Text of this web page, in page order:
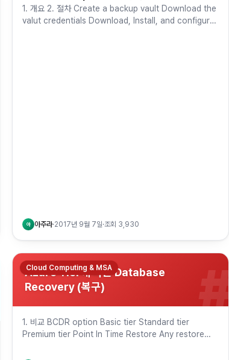
1. 개요 2. 절차 Create a backup vault Download the
valut credentials Download, Install, and configure
아 아주라·2017년 9월 7일·조회 3,930
Azure Tier에 따른 Database
Recovery (복구)
#
Cloud Computing & MSA
1. 비교 BCDR option Basic tier Standard tier
Premium tier Point In Time Restore Any restore